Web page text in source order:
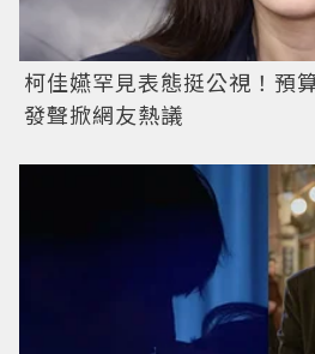
柯佳嬿罕見表態挺公視！預
發聲掀網友熱議